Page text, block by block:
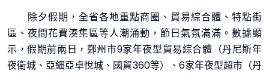
除夕假期，全省各地重點商圈、貿易綜合體、特點街
區、夜間花費湊集區等人潮涌動，節日氣氛滿滿。數據顯
示，假期前兩日，鄭州市9家年夜型貿易綜合體（丹尼斯年
夜衛城、亞細亞卓悅城、國貿360等）、6家年夜型超市（丹